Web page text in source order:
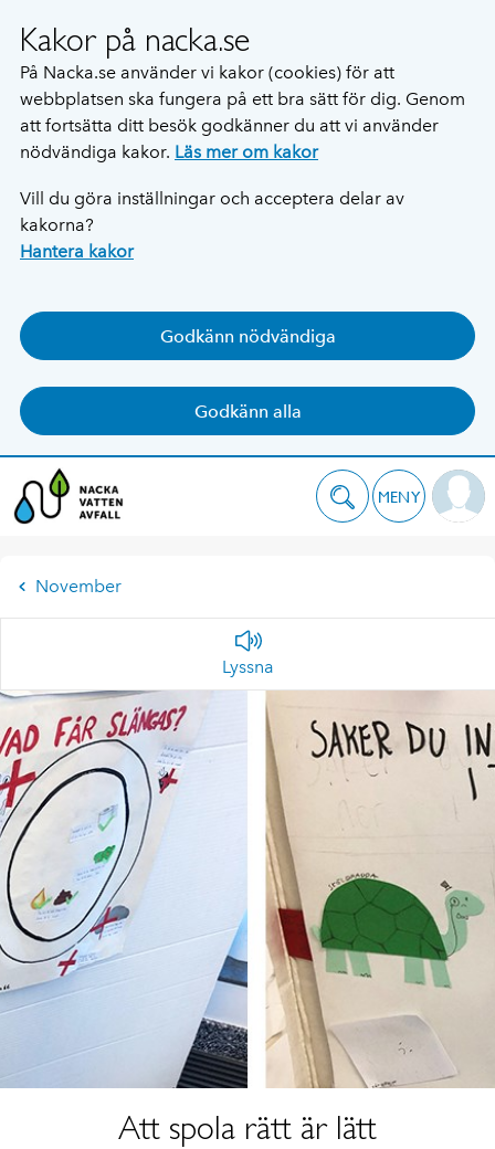
Kakor på nacka.se
På Nacka.se använder vi kakor (cookies) för att
webbplatsen ska fungera på ett bra sätt för dig. Genom
att fortsätta ditt besök godkänner du att vi använder
nödvändiga kakor. Läs mer om kakor
Vill du göra inställningar och acceptera delar av
kakorna?
Hantera kakor
Godkänn nödvändiga
Godkänn alla
MENY
November
Lyssna
Att spola rätt är lätt